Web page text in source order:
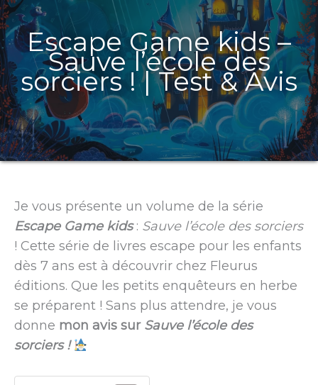
Escape Game kids –
Sauve l’école des
sorciers ! | Test & Avis
Je vous présente un volume de la série
Escape Game kids: Sauve l’école des sorciers
! Cette série de livres escape pour les enfants
dès 7 ans est à découvrir chez Fleurus
éditions. Que les petits enquêteurs en herbe
se préparent ! Sans plus attendre, je vous
donne mon avis sur Sauve l’école des
sorciers !